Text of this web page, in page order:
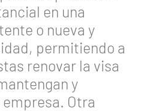
en una
o nueva y
permitiendo a
renovar la visa
y
Otra